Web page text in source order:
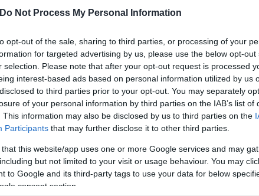
Do Not Process My Personal Information
opt-out of the sale, sharing to third parties, or processing of your
for targeted advertising by us, please use the below opt-out
selection. Please note that after your opt-out request is processed
interest-based ads based on personal information utilized by us
to third parties prior to your opt-out. You may separately
of your personal information by third parties on the IAB’s list of
This information may also be disclosed by us to third parties on the
Participants that may further disclose it to other third parties.
that this website/app uses one or more Google services and may
but not limited to your visit or usage behaviour. You may
to Google and its third-party tags to use your data for below
consent section.
στην παρουσίαση του
κόσμου στο γήπεδο
(video)
«τέλειο» δέρμα
ψυχικής υγείας